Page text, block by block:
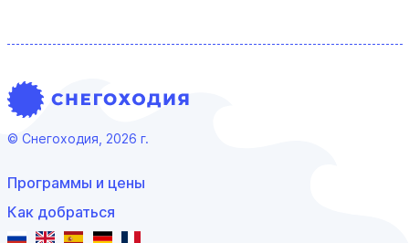
© Снегоходия, 2026 г.
Программы и цены
Как добраться